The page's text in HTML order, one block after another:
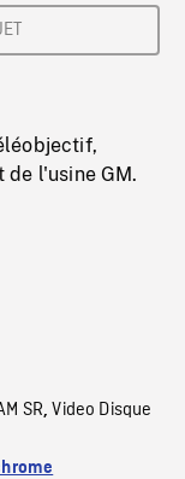
l'usine GM.
SR,Video Disque